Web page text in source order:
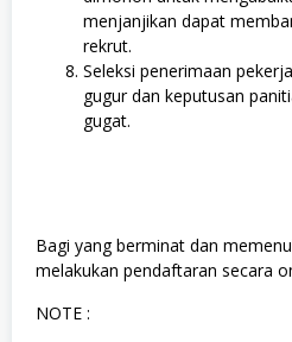
menjanjikan dapat
rekrut.
Seleksi penerimaan
gugur dan keputusan
gugat.
Bagi yang berminat dan
melakukan pendaftaran secara
NOTE :